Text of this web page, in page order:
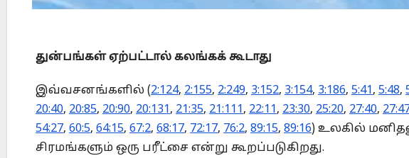
துன்பங்கள் ஏற்பட்டால் கலங்கக் கூடாது
இவ்வசனங்களில் (2:124, 2:155, 2:249, 3:152, 3:154, 3:186, 5:41, 5:48,
20:40, 20:85, 20:90, 20:131, 21:35, 21:111, 22:11, 23:30, 25:20, 27:40,
54:27, 60:5, 64:15, 67:2, 68:17, 72:17, 76:2, 89:15, 89:16) உலகில்
சிரமங்களும் ஒரு பரீட்சை என்று கூறப்படுகிறது.